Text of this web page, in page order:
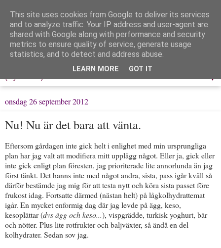
Löpning & Livet
Mitt liv, mina tankar & min träning
▼
onsdag 26 september 2012
Nu! Nu är det bara att vänta.
Eftersom gårdagen inte gick helt i enlighet med min ursprungliga
plan har jag valt att modifiera mitt upplägg något. Eller ja, gick eller
inte gick enligt plan föresten, jag prioriterade lite annorlunda än jag
först tänkt. Det hanns inte med något andra, sista, pass igår kväll så
därför bestämde jag mig för att testa nytt och köra sista passet före
frukost idag. Fortsatte därmed (nästan helt) på lågkolhydrattemat
igår. En mycket enformig dag där jag levde på ägg, keso,
kesoplättar (dvs ägg och keso...), vispgrädde, turkisk yoghurt, bär
och nötter. Plus lite rotfrukter och baljväxter, så ändå en del
kolhydrater. Sedan sov jag.
This site uses cookies from Google to deliver its services
and to analyze traffic. Your IP address and user-agent are
shared with Google along with performance and security
metrics to ensure quality of service, generate usage
statistics, and to detect and address abuse.
LEARN MORE GOT IT